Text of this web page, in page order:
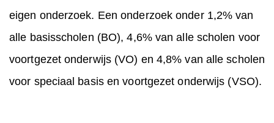
eigen onderzoek. Een onderzoek onder 1,2% van
alle basisscholen (BO), 4,6% van alle scholen voor
voortgezet onderwijs (VO) en 4,8% van alle scholen
voor speciaal basis en voortgezet onderwijs (VSO).